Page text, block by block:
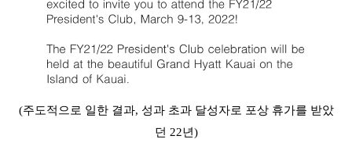
(주도적으로 일한 결과, 성과 초과 달성자로 포상 휴가를 받았
던 22년)